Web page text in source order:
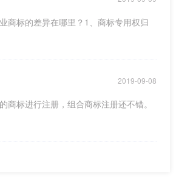
商标的差异在哪里？1、商标专用权归
2019-09-08
标进行注册，组合商标注册还不错。